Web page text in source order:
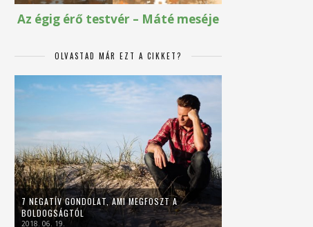
OLVASTAD MÁR EZT A CIKKET?
7 NEGATÍV GONDOLAT, AMI MEGFOSZT A
BOLDOGSÁGTÓL
2018. 06. 19.